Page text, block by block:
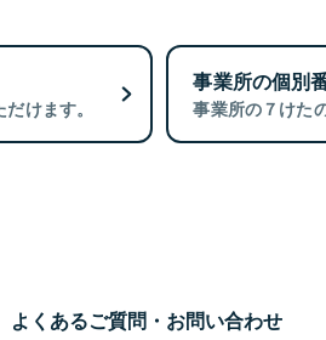
けます。
事業所の個別
事業所の７けた
よくあるご質問・お問い合わせ